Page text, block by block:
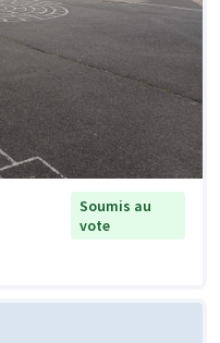
Soumis au
vote